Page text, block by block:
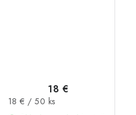
18 €
Jednotková
18 € / 50 ks